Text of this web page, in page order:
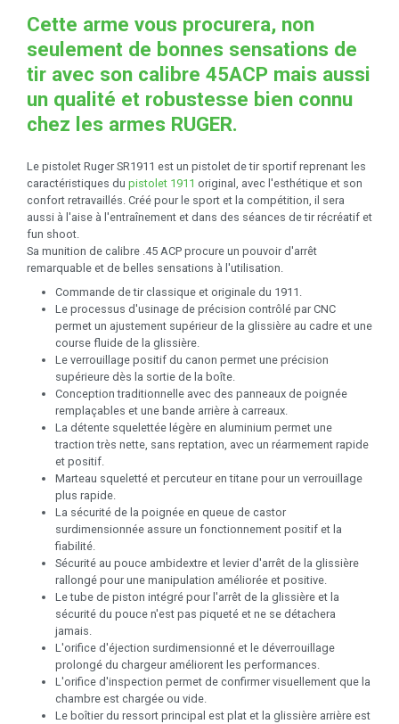
Cette arme vous procurera, non
seulement de bonnes sensations de
tir avec son calibre 45ACP mais aussi
un qualité et robustesse bien connu
chez les armes RUGER.
Le pistolet Ruger SR1911 est un pistolet de tir sportif reprenant les
caractéristiques du pistolet 1911 original, avec l'esthétique et son
confort retravaillés. Créé pour le sport et la compétition, il sera
aussi à l'aise à l'entraînement et dans des séances de tir récréatif et
fun shoot.
Sa munition de calibre .45 ACP procure un pouvoir d'arrêt
remarquable et de belles sensations à l'utilisation.
Commande de tir classique et originale du 1911.
Le processus d'usinage de précision contrôlé par CNC
permet un ajustement supérieur de la glissière au cadre et une
course fluide de la glissière.
Le verrouillage positif du canon permet une précision
supérieure dès la sortie de la boîte.
Conception traditionnelle avec des panneaux de poignée
remplaçables et une bande arrière à carreaux.
La détente squelettée légère en aluminium permet une
traction très nette, sans reptation, avec un réarmement rapide
et positif.
Marteau squeletté et percuteur en titane pour un verrouillage
plus rapide.
La sécurité de la poignée en queue de castor
surdimensionnée assure un fonctionnement positif et la
fiabilité.
Sécurité au pouce ambidextre et levier d'arrêt de la glissière
rallongé pour une manipulation améliorée et positive.
Le tube de piston intégré pour l'arrêt de la glissière et la
sécurité du pouce n'est pas piqueté et ne se détachera
jamais.
L'orifice d'éjection surdimensionné et le déverrouillage
prolongé du chargeur améliorent les performances.
L'orifice d'inspection permet de confirmer visuellement que la
chambre est chargée ou vide.
Le boîtier du ressort principal est plat et la glissière arrière est